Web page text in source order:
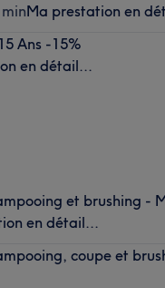
Ma prestation en
Ans -15%
en détail...
et brushing -
en détail...
coupe et